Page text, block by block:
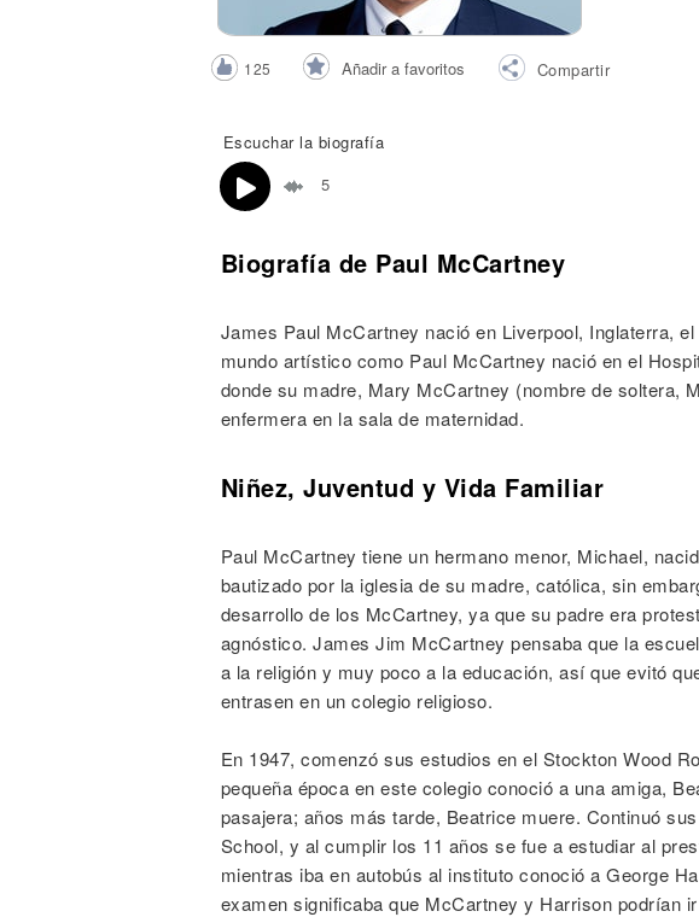
125 Añadir a favoritos Compartir
Escuchar la biografía
5
Biografía de Paul McCartney
James Paul McCartney nació en Liverpool, Inglaterra,
mundo artístico como Paul McCartney nació en el
donde su madre, Mary McCartney (nombre de soltera,
enfermera en la sala de maternidad.
Niñez, Juventud y Vida Familiar
Paul McCartney tiene un hermano menor, Michael,
bautizado por la iglesia de su madre, católica, sin
desarrollo de los McCartney, ya que su padre era
agnóstico. James Jim McCartney pensaba que la
a la religión y muy poco a la educación, así que evitó
entrasen en un colegio religioso.
En 1947, comenzó sus estudios en el Stockton Wood
pequeña época en este colegio conoció a una amiga,
pasajera; años más tarde, Beatrice muere. Continuó
School, y al cumplir los 11 años se fue a estudiar al
mientras iba en autobús al instituto conoció a George
examen significaba que McCartney y Harrison podrían